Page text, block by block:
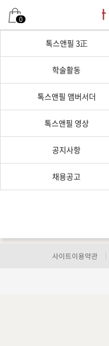
0
톡스앤필 3正
학술활동
톡스앤필 앰버서더
톡스앤필 영상
공지사항
채용공고
사이트이용약관